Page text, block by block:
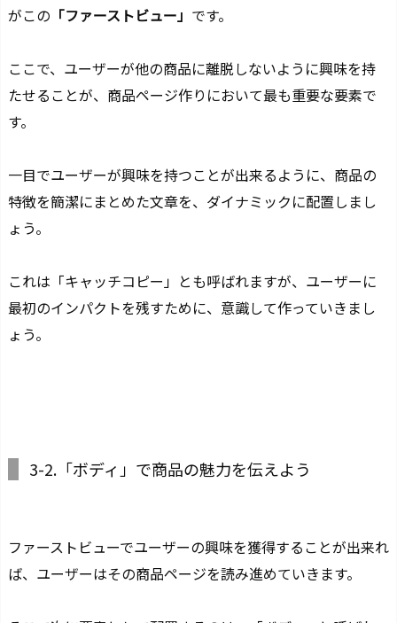
がこの 「ファーストビュー」 です。
ここで、ユーザーが他の商品に離脱しないように興味を持
たせることが、商品ページ作りにおいて最も重要な要素で
す。
一目でユーザーが興味を持つことが出来るように、 商品の
特徴を簡潔にまとめた文章を、ダイナミックに配置しまし
ょう。
これは「キャッチコピー」とも呼ばれますが、ユーザーに
最初のインパクトを残すために、意識して作っていきまし
ょう。
3-2.「ボディ」で商品の魅力を伝えよう
ファーストビューでユーザーの興味を獲得することが出来れ
ば、ユーザーはその商品ページを読み進めていきます。